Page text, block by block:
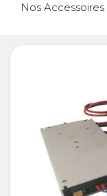
Nos Accessoires